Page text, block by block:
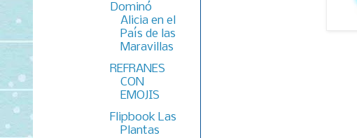
Dominó
Alicia en el
País de las
Maravillas
REFRANES
CON
EMOJIS
Flipbook Las
Plantas